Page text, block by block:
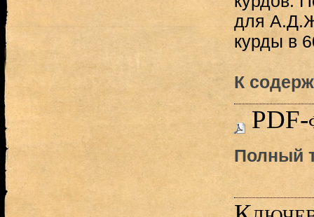
для
курды в
К
PDF-
Полный